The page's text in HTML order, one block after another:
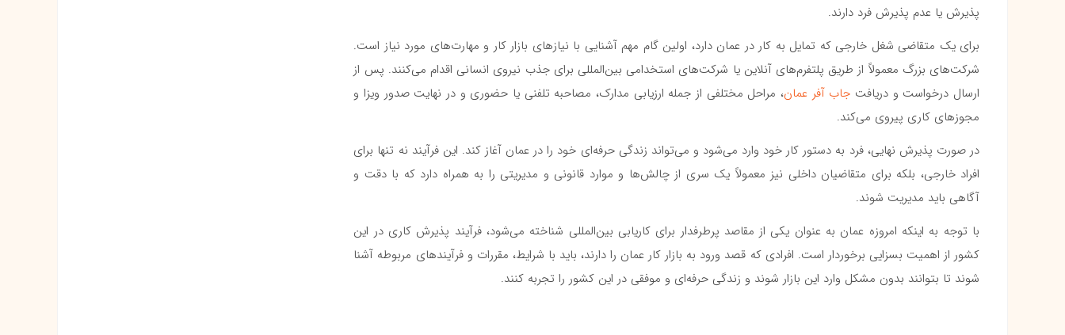
پذیرش یا عدم پذیرش فرد دارند.
برای یک متقاضی شغل خارجی که تمایل به کار در عمان دارد، اولین گام مهم آشنایی با نیازهای بازار کار و مهارت‌های مورد نیاز است.
شرکت‌های بزرگ معمولاً از طریق پلتفرم‌های آنلاین یا شرکت‌های استخدامی بین‌المللی برای جذب نیروی انسانی اقدام می‌کنند. پس از
ارسال درخواست و دریافت جاب آفر عمان، مراحل مختلفی از جمله ارزیابی مدارک، مصاحبه تلفنی یا حضوری و در نهایت صدور ویزا و
مجوزهای کاری پیروی می‌کند.
در صورت پذیرش نهایی، فرد به دستور کار خود وارد می‌شود و می‌تواند زندگی حرفه‌ای خود را در عمان آغاز کند. این فرآیند نه تنها برای
افراد خارجی، بلکه برای متقاضیان داخلی نیز معمولاً یک سری از چالش‌ها و موارد قانونی و مدیریتی را به همراه دارد که با دقت و
آگاهی باید مدیریت شوند.
با توجه به اینکه امروزه عمان به عنوان یکی از مقاصد پرطرفدار برای کاریابی بین‌المللی شناخته می‌شود، فرآیند پذیرش کاری در این
کشور از اهمیت بسزایی برخوردار است. افرادی که قصد ورود به بازار کار عمان را دارند، باید با شرایط، مقررات و فرآیندهای مربوطه آشنا
شوند تا بتوانند بدون مشکل وارد این بازار شوند و زندگی حرفه‌ای و موفقی در این کشور را تجربه کنند.